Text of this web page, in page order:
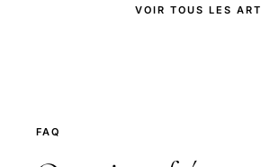
VOIR TOUS LES
FAQ